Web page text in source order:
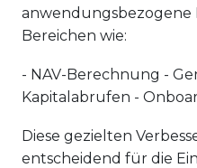
anwendungsbezogene
Bereichen wie:
- NAV-Berechnung -
Kapitalabrufen -
Diese gezielten
entscheidend für die